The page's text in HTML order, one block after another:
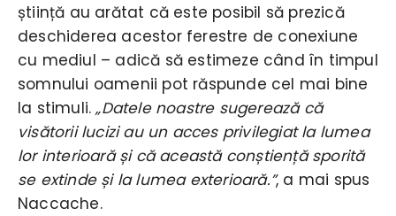
știință au arătat că este posibil să prezică
deschiderea acestor ferestre de conexiune
cu mediul – adică să estimeze când în timpul
somnului oamenii pot răspunde cel mai bine
la stimuli.„Datele noastre sugerează că
visătorii lucizi au un acces privilegiat la lumea
lor interioară și că această conștiență sporită
se extinde și la lumea exterioară.”, a mai spus
Naccache.